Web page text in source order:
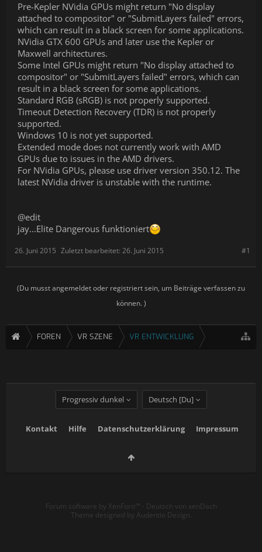
Pre-Kepler NVidia GPUs might return "No display
attached to compositor" or "SubmitLayers failed" errors,
which can result in a black screen for some applications.
NVidia GTX 600 GPUs and later use the Kepler or
Maxwell architectures.
Some Intel GPUs might return "No display attached to
compositor" or "SubmitLayers failed" errors, which can
result in a black screen for some applications.
Standard RGB (sRGB) is not properly supported.
Timeout Detection Recovery (TDR) is not properly
supported.
Windows 10 is not yet supported.
Extended mode does not currently work with AMD
GPUs due to issues in the AMD drivers.
For NVidia GPUs, please use driver version 350.12. The
latest NVidia driver is unstable with the runtime.
@edit
jay...Elite Dangerous funktioniert
#1
26. Juni 2015 Zuletzt bearbeitet: 26. Juni 2015
(Du musst angemeldet oder registriert sein, um Beiträge verfassen zu
können. )
FOREN VR SZENE VR ENTWICKLUNG
Progressiv dunkel Deutsch [Du]
Kontakt Hilfe Datenschutzerklärung Impressum
Forum software by XenForo™ - Deutsch von xenDach
Theme designed by Audentio Design.